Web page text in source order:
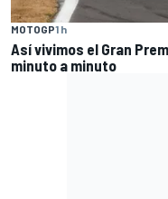
MOTOGP1 h
Así vivimos el Gran
minuto a minuto